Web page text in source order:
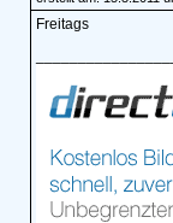
Freitags